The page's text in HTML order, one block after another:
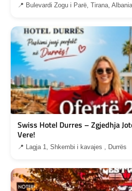
📍 Bulevardi Zogu i Parë, Tirana, Albania
Swiss Hotel Durres – Zgjedhja
Vere!
📍 Lagja 1, Shkembi i kavajes , Durrës